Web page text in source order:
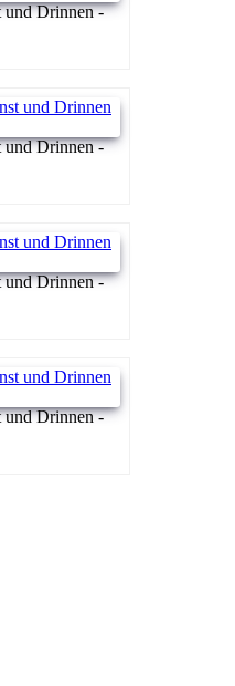
und Drinnen -
und Drinnen -
und Drinnen -
und Drinnen -